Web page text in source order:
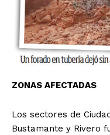
ZONAS AFECTADAS
Los sectores de
Bustamante y Rivero